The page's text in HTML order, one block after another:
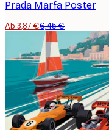
Prada Marfa Poster
Ab 3,87 €6,45 €